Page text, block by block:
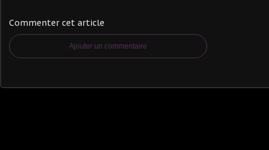
Commenter cet article
Ajouter un commentaire